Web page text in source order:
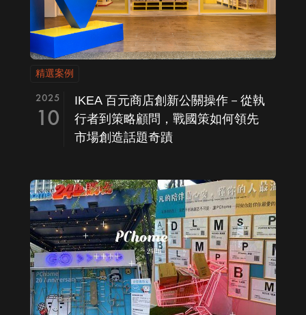
2025
10
IKEA 百元商店創新公關操作－從執
行者到策略顧問，戰國策如何領先
市場創造話題奇蹟
精選案例